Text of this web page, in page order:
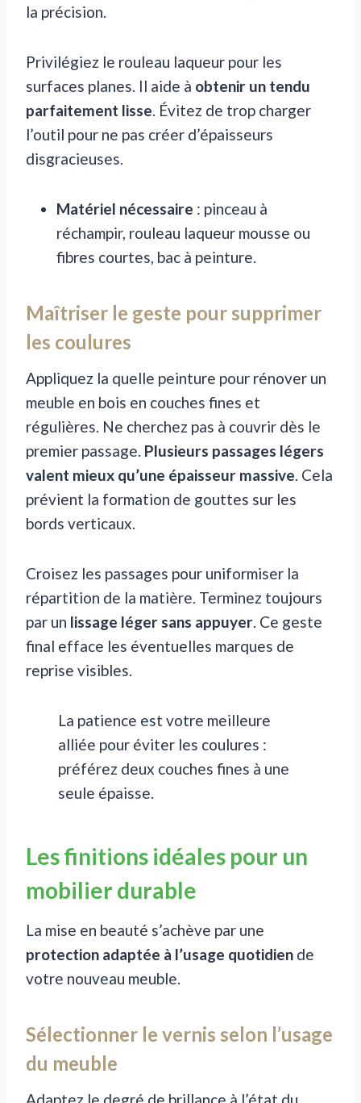
la précision.
Privilégiez le rouleau laqueur pour les
surfaces planes. Il aide à obtenir un tendu
parfaitement lisse. Évitez de trop charger
l’outil pour ne pas créer d’épaisseurs
disgracieuses.
Matériel nécessaire : pinceau à
réchampir, rouleau laqueur mousse ou
fibres courtes, bac à peinture.
Maîtriser le geste pour supprimer
les coulures
Appliquez la quelle peinture pour rénover un
meuble en bois en couches fines et
régulières. Ne cherchez pas à couvrir dès le
premier passage. Plusieurs passages légers
valent mieux qu’une épaisseur massive. Cela
prévient la formation de gouttes sur les
bords verticaux.
Croisez les passages pour uniformiser la
répartition de la matière. Terminez toujours
par un lissage léger sans appuyer. Ce geste
final efface les éventuelles marques de
reprise visibles.
La patience est votre meilleure
alliée pour éviter les coulures :
préférez deux couches fines à une
seule épaisse.
Les finitions idéales pour un
mobilier durable
La mise en beauté s’achève par une
protection adaptée à l’usage quotidien de
votre nouveau meuble.
Sélectionner le vernis selon l’usage
du meuble